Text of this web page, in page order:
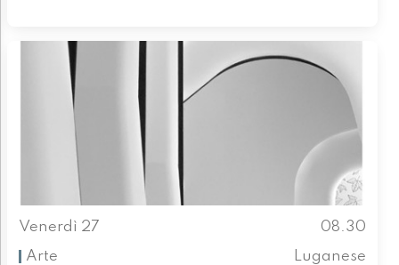
Venerdì 27
08.30
Arte
Luganese